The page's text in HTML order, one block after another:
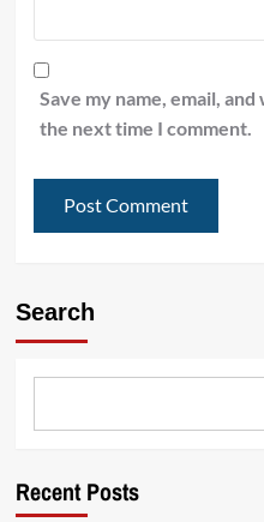
Save my name, email,
the next time I comment.
Search
Recent Posts